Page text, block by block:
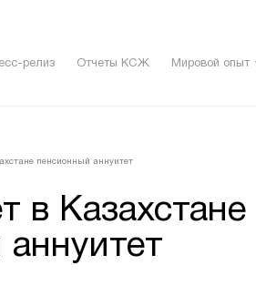
релиз Отчеты КСЖ Мировой опыт
пенсионный аннуитет
в Казахстане